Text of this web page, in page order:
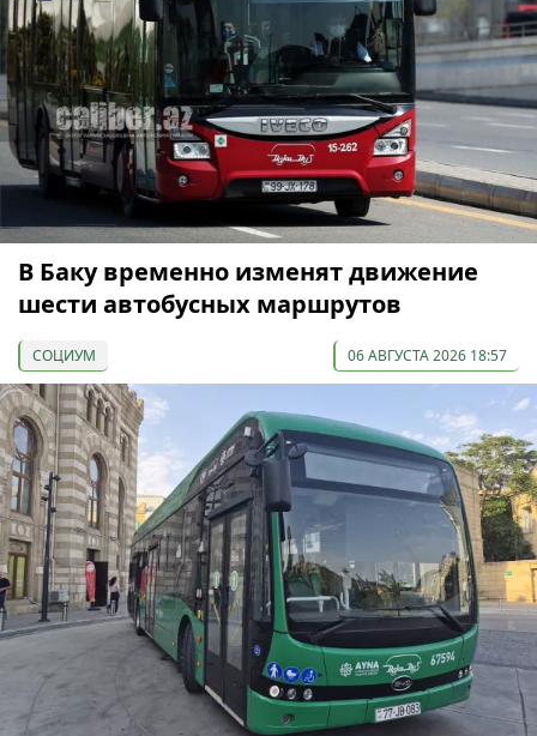
В Баку временно изменят движение
шести автобусных маршрутов
СОЦИУМ 06 АВГУСТА 2026 18:57